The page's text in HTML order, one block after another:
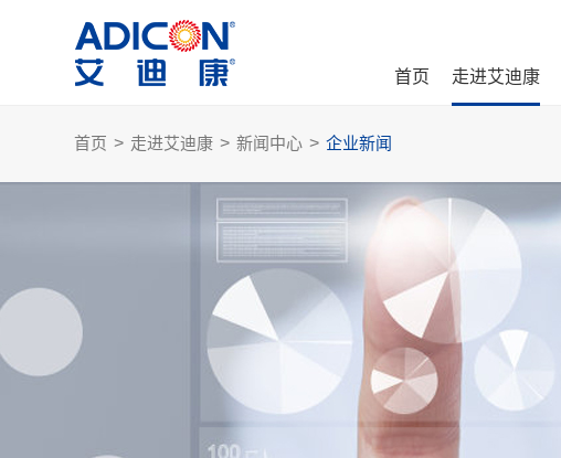
首页 走进艾迪康
首页 > 走进艾迪康 > 新闻中心 > 企业新闻